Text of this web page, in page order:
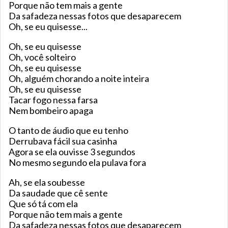
Porque não tem mais a gente
Da safadeza nessas fotos que desaparecem
Oh, se eu quisesse...
Oh, se eu quisesse
Oh, você solteiro
Oh, se eu quisesse
Oh, alguém chorando a noite inteira
Oh, se eu quisesse
Tacar fogo nessa farsa
Nem bombeiro apaga
O tanto de áudio que eu tenho
Derrubava fácil sua casinha
Agora se ela ouvisse 3 segundos
No mesmo segundo ela pulava fora
Ah, se ela soubesse
Da saudade que cê sente
Que só tá com ela
Porque não tem mais a gente
Da safadeza nessas fotos que desaparecem